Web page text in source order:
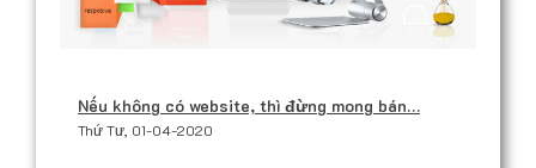
Nếu không có website, thì đừng mong bán…
Thứ Tư, 01-04-2020